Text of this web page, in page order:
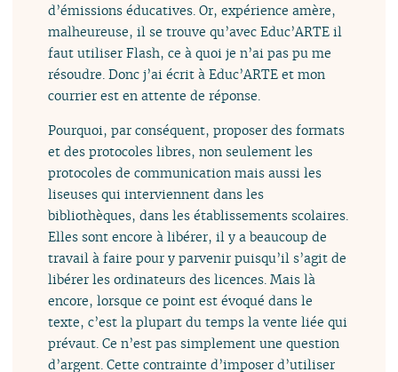
d’émissions éducatives. Or, expérience amère,
malheureuse, il se trouve qu’avec Educ’ARTE il
faut utiliser Flash, ce à quoi je n’ai pas pu me
résoudre. Donc j’ai écrit à Educ’ARTE et mon
courrier est en attente de réponse.
Pourquoi, par conséquent, proposer des formats
et des protocoles libres, non seulement les
protocoles de communication mais aussi les
liseuses qui interviennent dans les
bibliothèques, dans les établissements scolaires.
Elles sont encore à libérer, il y a beaucoup de
travail à faire pour y parvenir puisqu’il s’agit de
libérer les ordinateurs des licences. Mais là
encore, lorsque ce point est évoqué dans le
texte, c’est la plupart du temps la vente liée qui
prévaut. Ce n’est pas simplement une question
d’argent. Cette contrainte d’imposer d’utiliser